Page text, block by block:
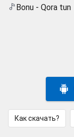
Bonu - Qora tun
Как скачать?